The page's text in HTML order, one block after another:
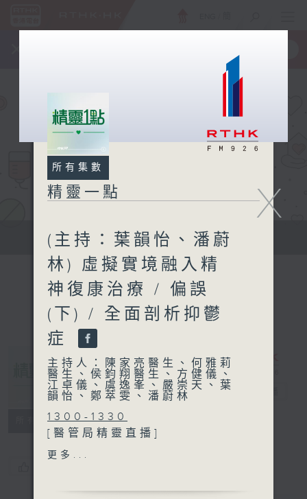
提供實用醫療健康資訊
所有集數
精靈一點
X
所有集數
精靈一點
(主持：葉韻怡、潘蔚
林) 虛擬實境融入精
神復康治療 / 偏誤
(下) / 全面剖析抑鬱
症
主持人：陳家亮醫生、何雅莉
醫生、侯鈞翔醫生、方健儀、
江卓儀、虞逸峯、嚴崇天、葉
韻怡、鄭萃雯、潘蔚林
1300-1330
[醫管局精靈直播]
主題：虛擬實境融入精神復康
更多...